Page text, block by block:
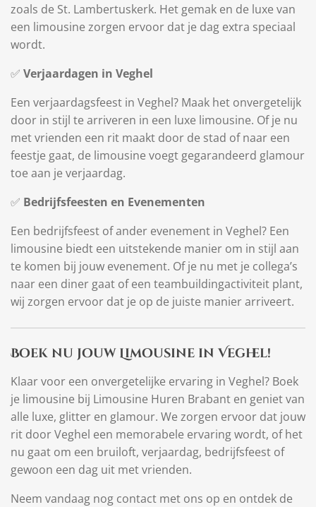
zoals de St. Lambertuskerk. Het gemak en de luxe van
een limousine zorgen ervoor dat je dag extra speciaal
wordt.
✅ Verjaardagen in Veghel
Een verjaardagsfeest in Veghel? Maak het onvergetelijk
door in stijl te arriveren in een luxe limousine. Of je nu
met vrienden een rit maakt door de stad of naar een
feestje gaat, de limousine voegt gegarandeerd glamour
toe aan je verjaardag.
✅ Bedrijfsfeesten en Evenementen
Een bedrijfsfeest of ander evenement in Veghel? Een
limousine biedt een uitstekende manier om in stijl aan
te komen bij jouw evenement. Of je nu met je collega’s
naar een diner gaat of een teambuildingactiviteit plant,
wij zorgen ervoor dat je op de juiste manier arriveert.
Boek nu jouw Limousine in Veghel!
Klaar voor een onvergetelijke ervaring in Veghel? Boek
je limousine bij Limousine Huren Brabant en geniet van
alle luxe, glitter en glamour. We zorgen ervoor dat jouw
rit door Veghel een memorabele ervaring wordt, of het
nu gaat om een bruiloft, verjaardag, bedrijfsfeest of
gewoon een dag uit met vrienden.
Neem vandaag nog contact met ons op en ontdek de